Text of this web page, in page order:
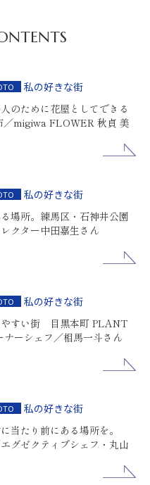
私の好きな街
のために花屋としてできる
／migiwa FLOWER 秋貞 美
私の好きな街
場所。練馬区・石神井公園
クター中田嘉生さん
私の好きな街
やすい街 目黒本町 PLANT
ーシェフ／相馬一斗さん
私の好きな街
当たり前にある場所を。
グゼクティブシェフ・丸山